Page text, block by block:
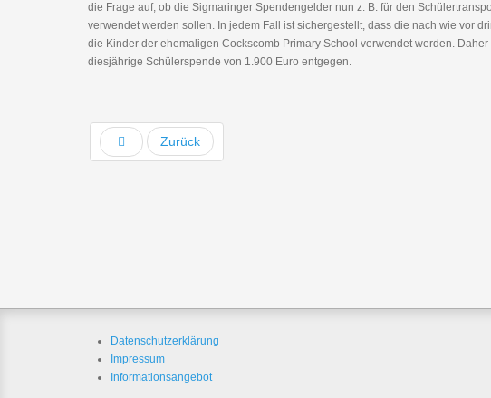
die Frage auf, ob die Sigmaringer Spendengelder nun z. B. für den
verwendet werden sollen. In jedem Fall ist sichergestellt, dass die nach wie vor
die Kinder der ehemaligen Cockscomb Primary School verwendet werden.
diesjährige Schülerspende von 1.900 Euro entgegen.
Zurück
Datenschutzerklärung
Impressum
Informationsangebot